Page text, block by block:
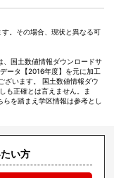
。その場合、現状と異なる可
国土数値情報ダウンロードサ
ータ【2016年度】を元に加工
ざいます。 国土数値情報ダウ
も正確とは言えません。ま
を踏まえ学区情報は参考とし
い方